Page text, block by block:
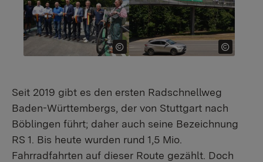
Seit 2019 gibt es den ersten Radschnellweg
Baden-Württembergs, der von Stuttgart nach
Böblingen führt; daher auch seine Bezeichnung
RS 1. Bis heute wurden rund 1,5 Mio.
Fahrradfahrten auf dieser Route gezählt. Doch